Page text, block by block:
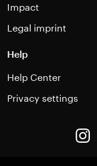
Impact
Legal imprint
Help
Help Center
Privacy settings